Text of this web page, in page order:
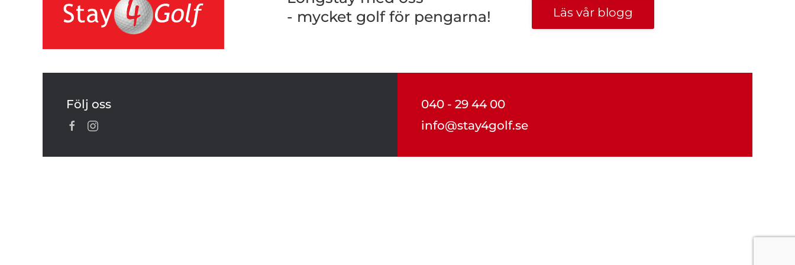
- mycket golf för pengarna!
Läs vår blogg
Följ oss
040 - 29 44 00
info@stay4golf.se